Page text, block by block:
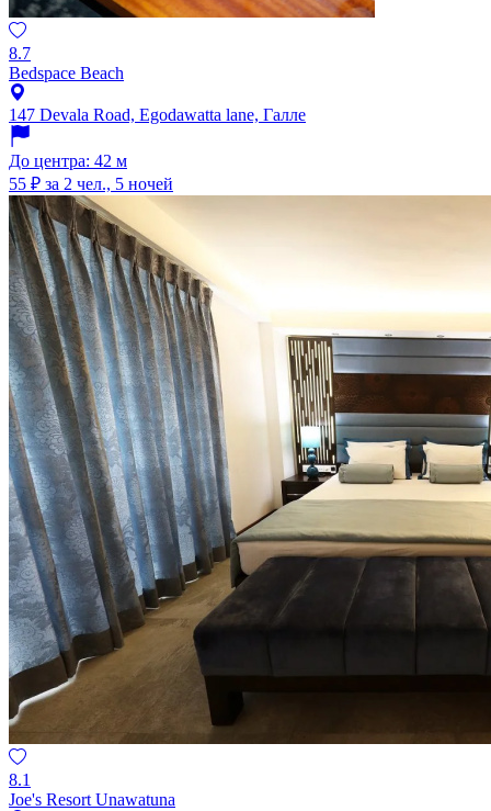
8.7
Bedspace Beach
147 Devala Road, Egodawatta lane, Галле
До центра: 42 м
55 ₽ за 2 чел., 5 ночей
8.1
Joe's Resort Unawatuna